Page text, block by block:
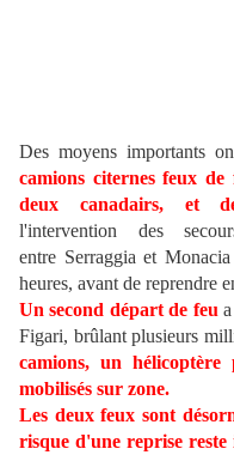
Des moyens importants
camions citernes feux
deux canadairs, et
l'intervention des
entre Serraggia et
heures, avant de reprendre
Un second départ de feu
Figari, brûlant plusieurs
camions, un
mobilisés sur zone.
Les deux feux sont
risque d'une reprise